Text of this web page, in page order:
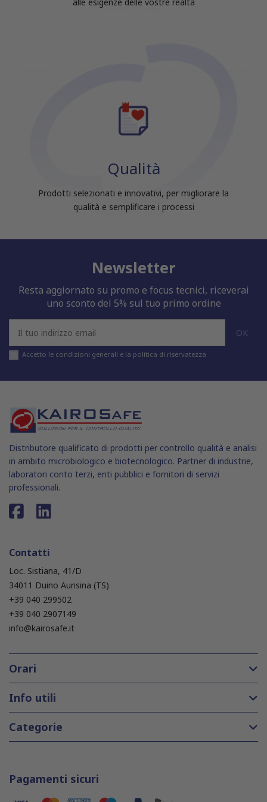
Qualità
Prodotti selezionati e innovativi, per migliorare la
qualità e semplificare i processi
Newsletter
Resta aggiornato su promo e focus tecnici, riceverai
uno sconto del 5% sul tuo primo ordine
Accetto le condizioni generali e la politica di riservatezza
Distributore qualificato di prodotti per controllo qualità e analisi
in ambito microbiologico e biotecnologico. Partner di industrie,
laboratori conto terzi, enti pubblici e fornitori di servizi
professionali.
Contatti
Loc. Sistiana, 41/D
34011 Duino Aurisina (TS)
+39 040 299502
+39 040 2907149
info@kairosafe.it
Orari
Info utili
Categorie
Pagamenti sicuri